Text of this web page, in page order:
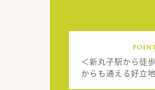
＜新丸子駅から徒
からも通える好立